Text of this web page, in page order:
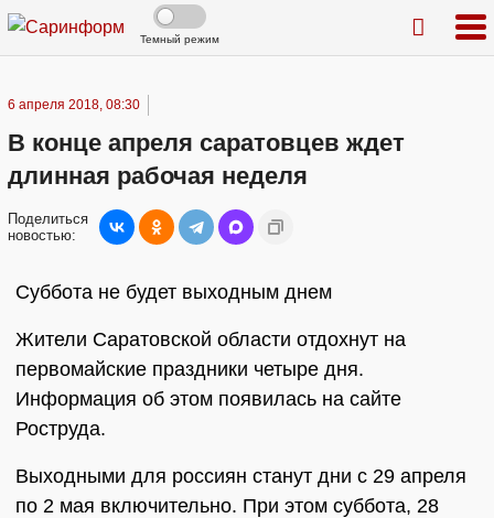
Темный режим
6 апреля 2018, 08:30
В конце апреля саратовцев ждет
длинная рабочая неделя
Поделиться
новостью:
Суббота не будет выходным днем
Жители Саратовской области отдохнут на
первомайские праздники четыре дня.
Информация об этом появилась на сайте
Роструда.
Выходными для россиян станут дни с 29 апреля
по 2 мая включительно. При этом суббота, 28